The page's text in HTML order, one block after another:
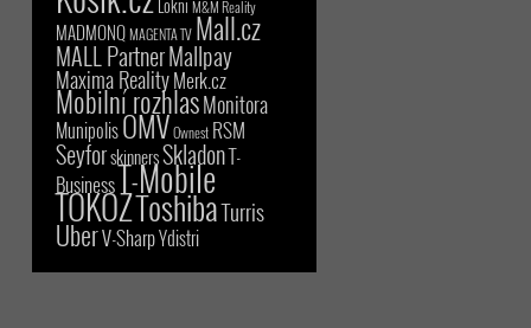
M&M Reality
MADMONQMAGENTA TV Mall.cz
MALL PartnerMallpay
Maxima RealityMerk.cz
Mobilní rozhlasMonitora
MunipolisOMVOwnest RSM
SeyforskinnersSkladonT-
BusinessT-Mobile
TOKOZToshibaTurris
UberV-SharpYdistri